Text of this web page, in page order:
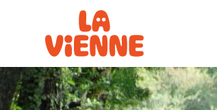
Panneau de gestion des cookies